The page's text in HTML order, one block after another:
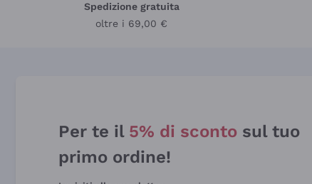
Spedizione gratuita
oltre i 69,00 €
Per te il 5% di sconto sul tuo
primo ordine!